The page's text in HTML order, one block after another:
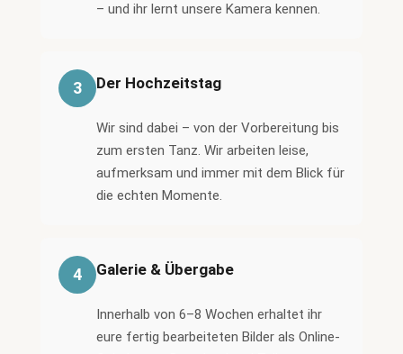
– und ihr lernt unsere Kamera kennen.
3 Der Hochzeitstag
Wir sind dabei – von der Vorbereitung bis
zum ersten Tanz. Wir arbeiten leise,
aufmerksam und immer mit dem Blick für
die echten Momente.
4 Galerie & Übergabe
Innerhalb von 6–8 Wochen erhaltet ihr
eure fertig bearbeiteten Bilder als Online-